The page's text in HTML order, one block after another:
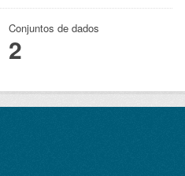
Conjuntos de dados
2